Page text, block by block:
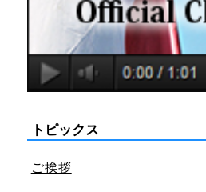
トピックス
ご挨拶